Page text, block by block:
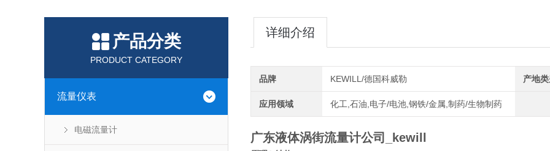
产品分类
PRODUCT CATEGORY
流量仪表
电磁流量计
详细介绍
品牌 KEWILL/德国科威勒 产地
应用领域 化工,石油,电子/电池,钢铁/金属,制药/生物制药
广东液体涡街流量计公司_kewill